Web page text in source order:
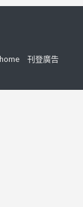
刊登廣告